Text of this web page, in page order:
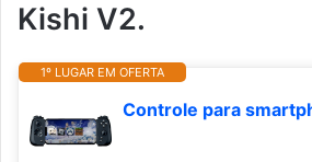
Kishi V2.
1º LUGAR EM OFERTA